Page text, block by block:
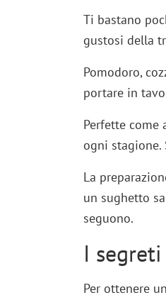
Ti bastano
gustosi della
Pomodoro,
portare in
Perfette come
ogni stagione.
La
un sughetto
seguono.
I
Per ottenere